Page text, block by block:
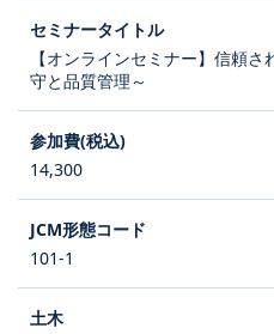
【オンラインセミナー】信頼
守と品質管理～
14,300
101-1